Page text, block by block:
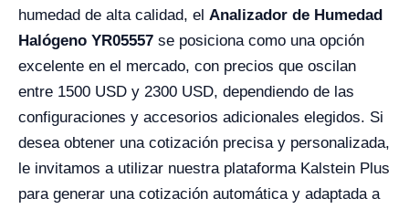
humedad de alta calidad, el Analizador de Humedad
Halógeno YR05557 se posiciona como una opción
excelente en el mercado, con precios que oscilan
entre 1500 USD y 2300 USD, dependiendo de las
configuraciones y accesorios adicionales elegidos. Si
desea obtener una cotización precisa y personalizada,
le invitamos a utilizar nuestra plataforma Kalstein Plus
para generar una cotización automática y adaptada a